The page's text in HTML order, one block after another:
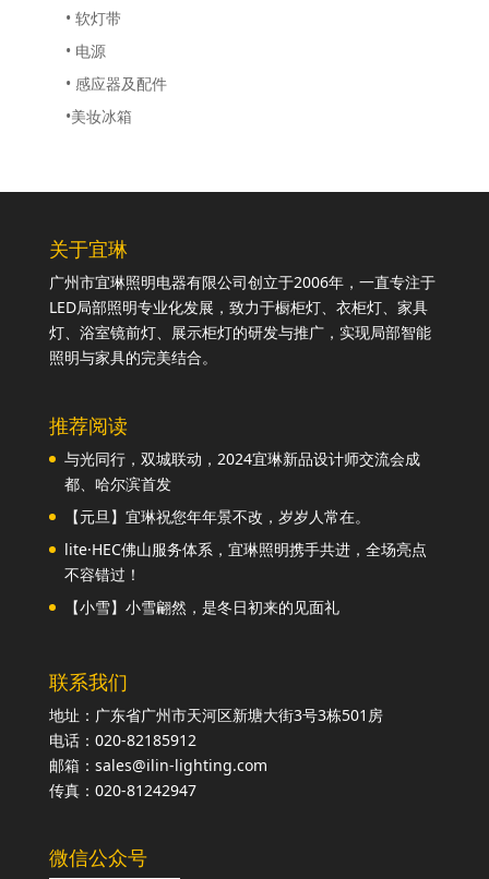
• 软灯带
• 电源
• 感应器及配件
•美妆冰箱
关于宜琳
广州市宜琳照明电器有限公司创立于2006年，一直专注于
LED局部照明专业化发展，致力于橱柜灯、衣柜灯、家具
灯、浴室镜前灯、展示柜灯的研发与推广，实现局部智能
照明与家具的完美结合。
推荐阅读
与光同行，双城联动，2024宜琳新品设计师交流会成
都、哈尔滨首发
【元旦】宜琳祝您年年景不改，岁岁人常在。
lite·HEC佛山服务体系，宜琳照明携手共进，全场亮点
不容错过！
【小雪】小雪翩然，是冬日初来的见面礼
联系我们
地址：广东省广州市天河区新塘大街3号3栋501房
电话：020-82185912
邮箱：sales@ilin-lighting.com
传真：020-81242947
微信公众号